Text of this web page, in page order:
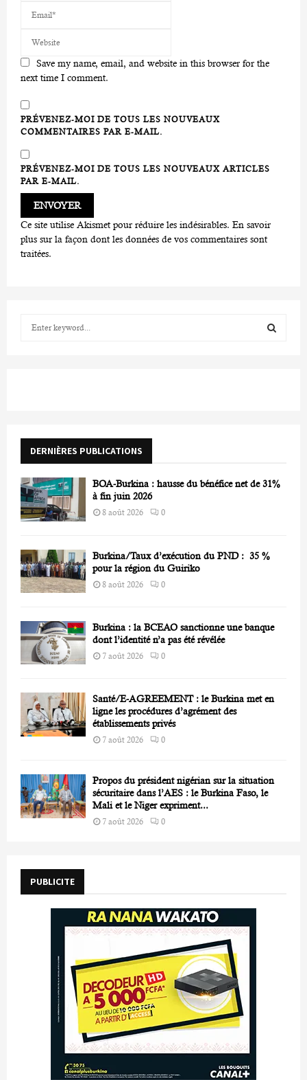
Save my name, email, and website in this browser for the
next time I comment.
PRÉVENEZ-MOI DE TOUS LES NOUVEAUX
COMMENTAIRES PAR E-MAIL.
PRÉVENEZ-MOI DE TOUS LES NOUVEAUX ARTICLES
PAR E-MAIL.
Ce site utilise Akismet pour réduire les indésirables. En savoir
plus sur la façon dont les données de vos commentaires sont
traitées.
r
DERNIÈRES PUBLICATIONS
BOA-Burkina : hausse du bénéfice net de 31%
à fin juin 2026
8 août 2026 0
Burkina/Taux d’exécution du PND : 35 %
pour la région du Guiriko
8 août 2026 0
Burkina : la BCEAO sanctionne une banque
dont l’identité n’a pas été révélée
7 août 2026 0
Santé/E-AGREEMENT : le Burkina met en
ligne les procédures d’agrément des
établissements privés
7 août 2026 0
Propos du président nigérian sur la situation
sécuritaire dans l’AES : le Burkina Faso, le
Mali et le Niger expriment...
7 août 2026 0
PUBLICITE